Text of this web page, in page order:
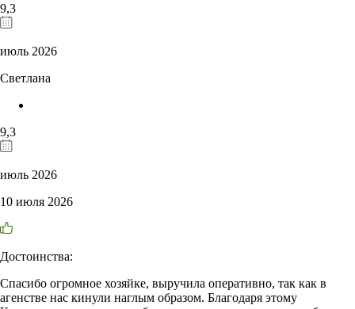
9,3
июль 2026
Светлана
9,3
июль 2026
10 июля 2026
Достоинства:
Спасибо огромное хозяйке, выручила оперативно, так как в
агенстве нас кинули наглым образом. Благодаря этому